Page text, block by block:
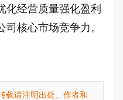
化经营质量强化盈利
核心市场竞争力。
载请注明出处、作者和